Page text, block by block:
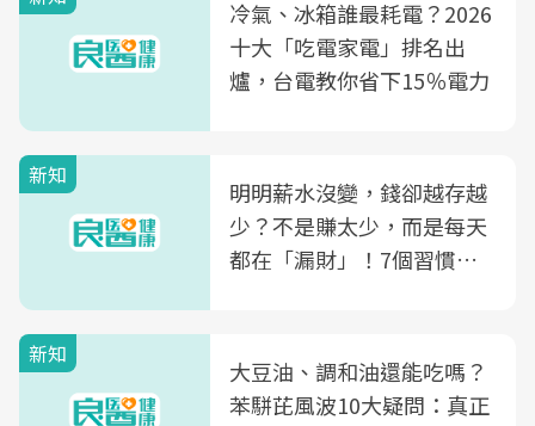
冷氣、冰箱誰最耗電？2026
十大「吃電家電」排名出
爐，台電教你省下15％電力
新知
明明薪水沒變，錢卻越存越
少？不是賺太少，而是每天
都在「漏財」！7個習慣一
新知
大豆油、調和油還能吃嗎？
苯駢芘風波10大疑問：真正